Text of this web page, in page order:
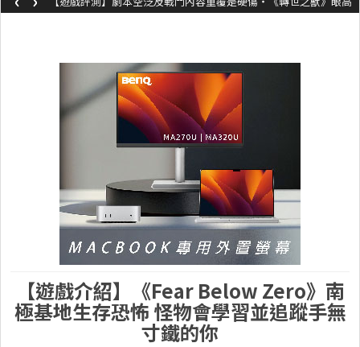
手低表現未如理想
【遊戲介紹】《Fear Below Zero》南
極基地生存恐怖 怪物會學習並追蹤手無
寸鐵的你